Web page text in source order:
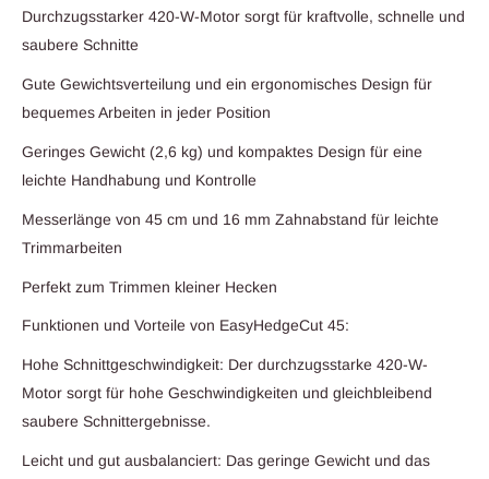
Durchzugsstarker 420-W-Motor sorgt für kraftvolle, schnelle und
saubere Schnitte
Gute Gewichtsverteilung und ein ergonomisches Design für
bequemes Arbeiten in jeder Position
Geringes Gewicht (2,6 kg) und kompaktes Design für eine
leichte Handhabung und Kontrolle
Messerlänge von 45 cm und 16 mm Zahnabstand für leichte
Trimmarbeiten
Perfekt zum Trimmen kleiner Hecken
Funktionen und Vorteile von EasyHedgeCut 45:
Hohe Schnittgeschwindigkeit: Der durchzugsstarke 420-W-
Motor sorgt für hohe Geschwindigkeiten und gleichbleibend
saubere Schnittergebnisse.
Leicht und gut ausbalanciert: Das geringe Gewicht und das